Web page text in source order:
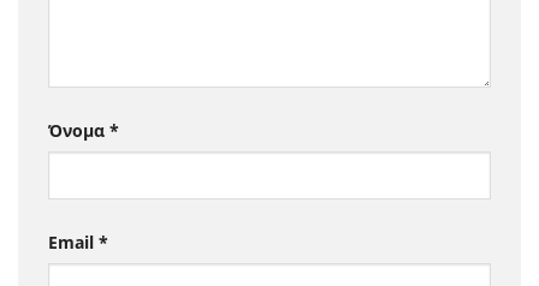
Όνομα *
Email *